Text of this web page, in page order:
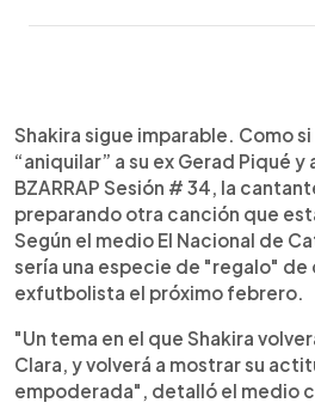
Escuchar artículo
Shakira sigue imparable. Como
“aniquilar” a su ex Gerad Piqué y
BZARRAP Sesión # 34, la
preparando otra canción que
Según el medio El Nacional de
sería una especie de "regalo" de
exfutbolista el próximo febrero.
"Un tema en el que Shakira
Clara, y volverá a mostrar su
empoderada", detalló el medio